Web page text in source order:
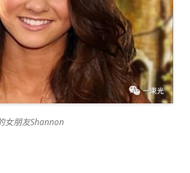
女朋友Shannon